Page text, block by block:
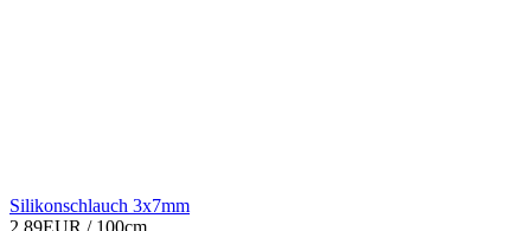
Silikonschlauch 3x7mm
2,89EUR / 100cm